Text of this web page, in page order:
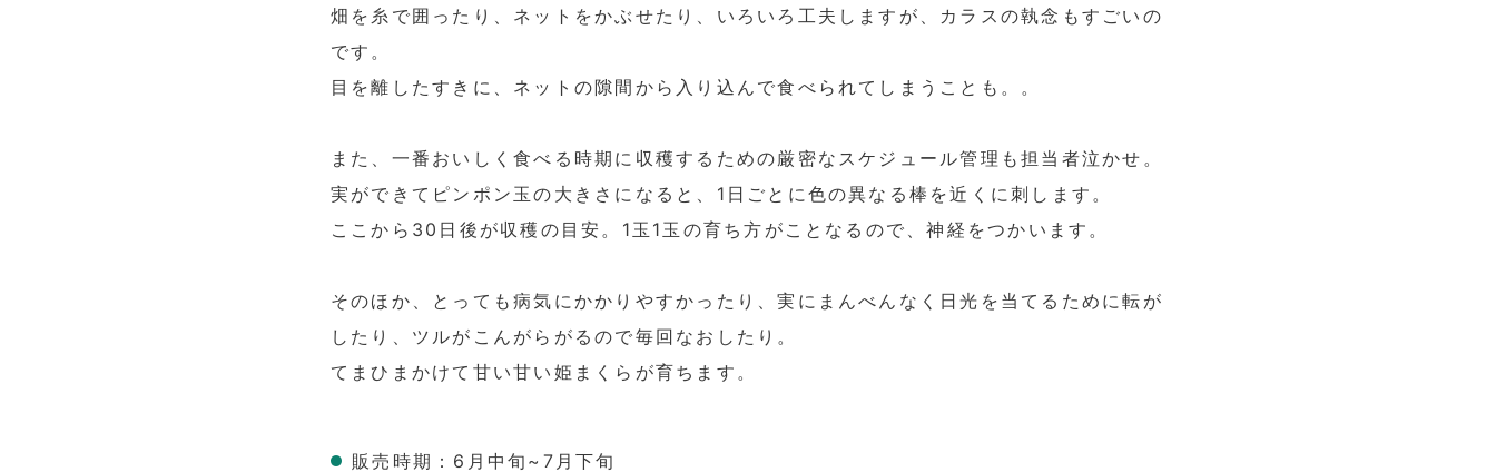
畑を糸で囲ったり、ネットをかぶせたり、いろいろ工夫しますが、カラスの執念もすごいの
です。
目を離したすきに、ネットの隙間から入り込んで食べられてしまうことも。。
また、一番おいしく食べる時期に収穫するための厳密なスケジュール管理も担当者泣かせ。
実ができてピンポン玉の大きさになると、1日ごとに色の異なる棒を近くに刺します。
ここから30日後が収穫の目安。1玉1玉の育ち方がことなるので、神経をつかいます。
そのほか、とっても病気にかかりやすかったり、実にまんべんなく日光を当てるために転が
したり、ツルがこんがらがるので毎回なおしたり。
てまひまかけて甘い甘い姫まくらが育ちます。
販売時期：6月中旬~7月下旬